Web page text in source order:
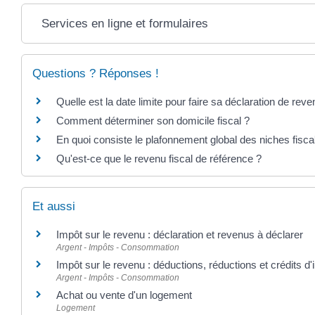
Services en ligne et formulaires
Questions ? Réponses !
Quelle est la date limite pour faire sa déclaration de
Comment déterminer son domicile fiscal ?
En quoi consiste le plafonnement global des niches
Qu'est-ce que le revenu fiscal de référence ?
Et aussi
Impôt sur le revenu : déclaration et revenus à déclarer
Argent - Impôts - Consommation
Impôt sur le revenu : déductions, réductions et crédits
Argent - Impôts - Consommation
Achat ou vente d'un logement
Logement